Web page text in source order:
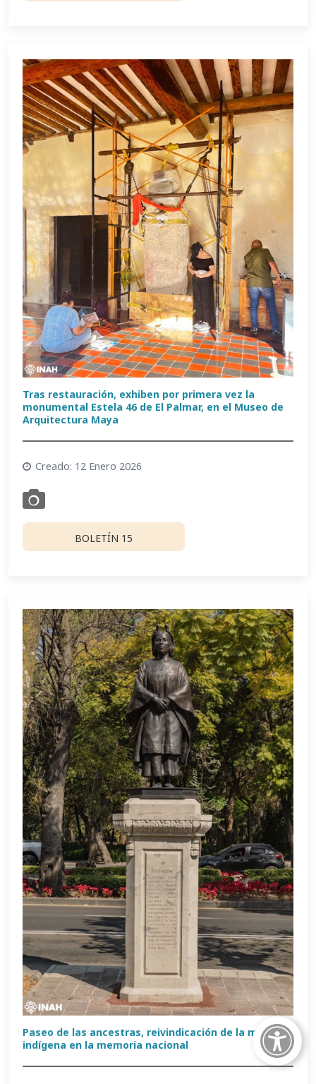
Tras restauración, exhiben por primera vez la
monumental Estela 46 de El Palmar, en el Museo de
Arquitectura Maya
Creado: 12 Enero 2026
BOLETÍN 15
Paseo de las ancestras, reivindicación de la mujer
indígena en la memoria nacional